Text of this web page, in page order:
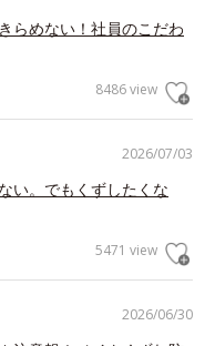
らめない！社員のこだわ
8486 view
2026/07/03
い。でもくずしたくな
5471 view
2026/06/30